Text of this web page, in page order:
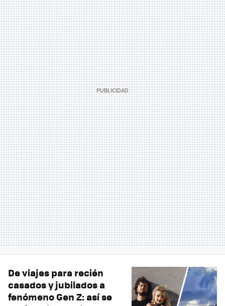
De viajes para recién
casados y jubilados a
fenómeno Gen Z: así se